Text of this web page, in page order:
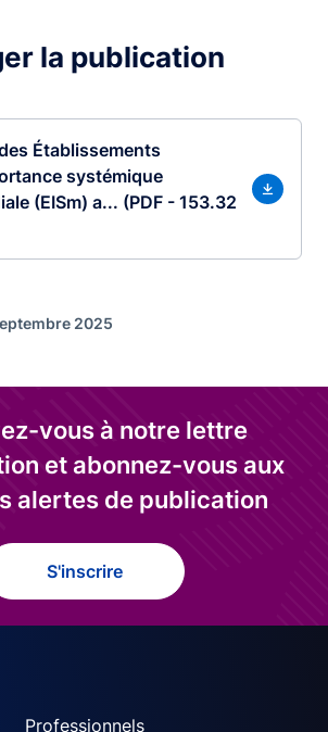
la publication
Établissements
systémique
(EISm) a... (PDF - 153.32
2025
vous à notre lettre
et abonnez-vous aux
alertes de publication
S'inscrire
Professionnels